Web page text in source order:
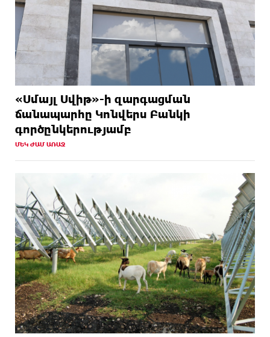
«Սմայլ Սվիթ»-ի զարգացման
ճանապարհը Կոնվերս Բանկի
գործընկերությամբ
ՄԵԿ ԺԱՄ ԱՌԱՋ